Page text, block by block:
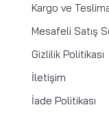
Kargo ve
Mesafeli Satış
Gizlilik Politikası
İletişim
İade Politikası